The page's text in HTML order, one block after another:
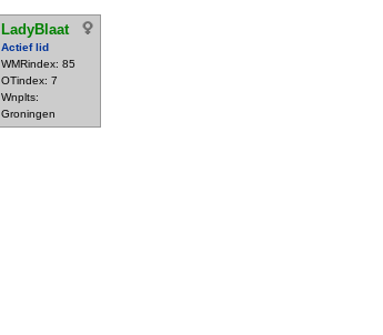
LadyBlaat
Actief lid
WMRindex: 85
OTindex: 7
Wnplts:
Groningen